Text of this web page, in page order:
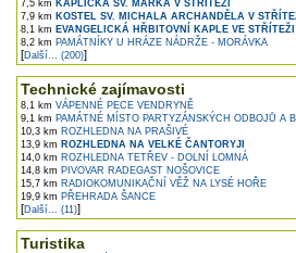
7,5 km KAPLIČKA SV. MARKA V STŘÍTEŽI
7,9 km KOSTEL SV. MICHALA ARCHANDĚLA V
8,1 km EVANGELICKÁ HŘBITOVNÍ KAPLE VE STŘÍTEŽI
8,2 km PAMÁTNÍKY U HRÁZE NÁDRŽE - MORÁVKA
[Další... (200)]
Technické zajímavosti
8,1 km VÁPENNÉ PECE VENDRYNĚ
9,1 km PAMÁTNÉ MÍSTO PARTYZÁNSKÝCH ODBOJŮ A
10,3 km ROZHLEDNA NA PRAŠIVÉ
13,9 km ROZHLEDNA NA VELKÉ ČANTORYJI
14,0 km ROZHLEDNA TETŘEV - DOLNÍ LOMNÁ
14,8 km PIVOVAR RADEGAST NOŠOVICE
15,7 km RADIOKOMUNIKAČNÍ VĚŽ NA LYSÉ HOŘE
19,9 km PŘEHRADA ŠANCE
[Další... (11)]
Turistika